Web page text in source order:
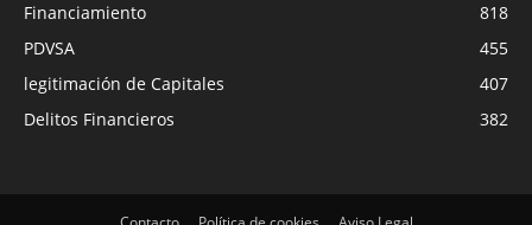
Financiamiento
818
PDVSA
455
legitimación de Capitales
407
Delitos Financieros
382